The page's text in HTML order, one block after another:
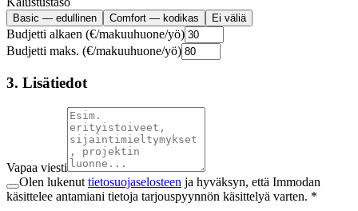
Basic — edullinen Comfort — kodikas Ei väliä
Budjetti alkaen (€/makuuhuone/yö)
Budjetti maks. (€/makuuhuone/yö)
3. Lisätiedot
Vapaa viesti
Olen lukenut tietosuojaselosteen ja hyväksyn, että Immodan
käsittelee antamiani tietoja tarjouspyynnön käsittelyä varten. *